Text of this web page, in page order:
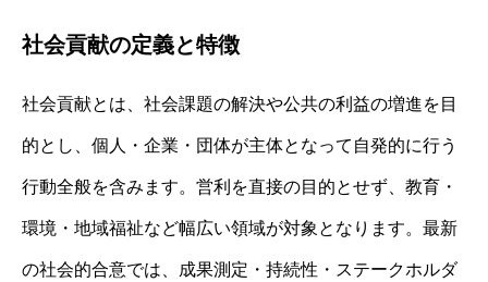
社会貢献の定義と特徴
社会貢献とは、社会課題の解決や公共の利益の増進を目
的とし、個人・企業・団体が主体となって自発的に行う
行動全般を含みます。営利を直接の目的とせず、教育・
環境・地域福祉など幅広い領域が対象となります。最新
の社会的合意では、成果測定・持続性・ステークホルダ